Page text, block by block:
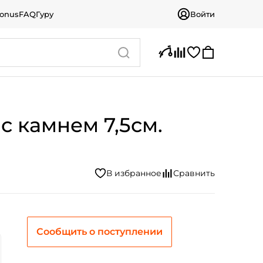
FAQГуру Войти
камнем 7,5см.
Сообщить о поступлении